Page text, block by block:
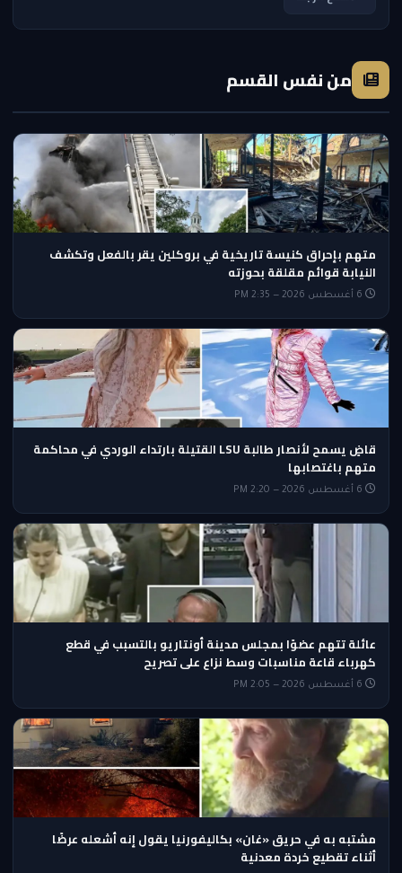
من نفس القسم
متهم بإحراق كنيسة تاريخية في بروكلين يقر بالفعل وتكشف
النيابة قوائم مقلقة بحوزته
قاضٍ يسمح لأنصار طالبة LSU القتيلة بارتداء الوردي في محاكمة
متهم باغتصابها
عائلة تتهم عضوًا بمجلس مدينة أونتاريو بالتسبب في قطع
كهرباء قاعة مناسبات وسط نزاع على تصريح
مشتبه به في حريق «غان» بكاليفورنيا يقول إنه أشعله عرضًا
أثناء تقطيع خردة معدنية